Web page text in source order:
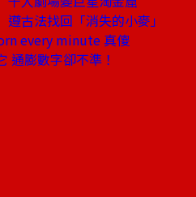
古法找回「消失的小麥」
every minute 真傻
通膨數字卻不準！